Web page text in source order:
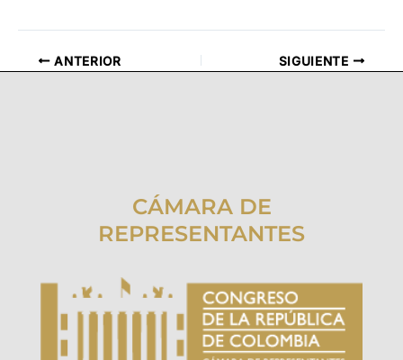
ANTERIOR SIGUIENTE
CÁMARA DE
REPRESENTANTES